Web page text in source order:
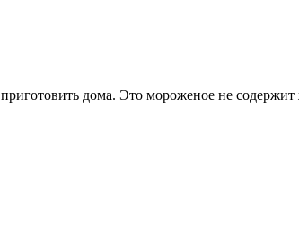
дома. Это мороженое не